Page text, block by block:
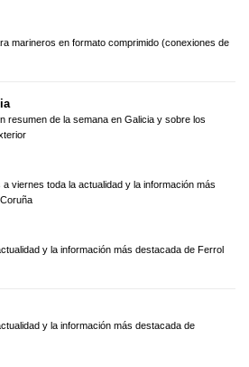
marineros en formato comprimido (conexiones de
resumen de la semana en Galicia y sobre los
a viernes toda la actualidad y la información más
y la información más destacada de Ferrol
y la información más destacada de